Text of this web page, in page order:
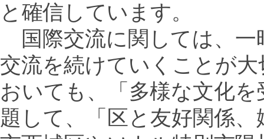
と確信しています。
国際交流に関しては、一
交流を続けていくことが
おいても、「多様な文化
題して、「区と友好関係